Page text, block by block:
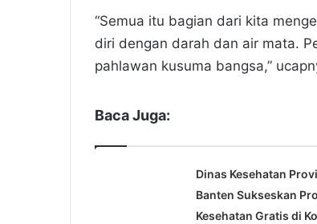
“Semua itu bagian dari kita
diri dengan darah dan air mata.
pahlawan kusuma bangsa,”
Baca Juga:
Dinas Kesehatan
Banten Sukseskan
Kesehatan Gratis di